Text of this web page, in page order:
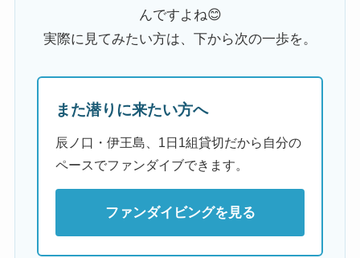
んですよね😊
実際に見てみたい方は、下から次の一歩を。
また潜りに来たい方へ
辰ノ口・伊王島、1日1組貸切だから自分の
ペースでファンダイブできます。
ファンダイビングを見る